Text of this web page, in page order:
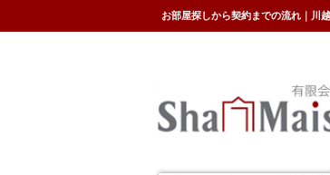
お部屋探しから契約までの流れ｜川